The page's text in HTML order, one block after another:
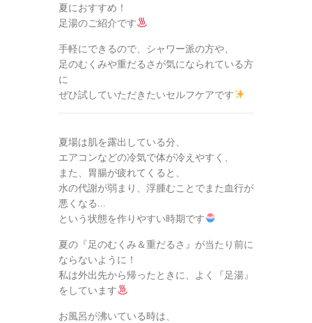
夏におすすめ！
足湯のご紹介です
手軽にできるので、シャワー派の方や、
足のむくみや重だるさが気になられている方
に
ぜひ試していただきたいセルフケアです
夏場は肌を露出している分、
エアコンなどの冷気で体が冷えやすく、
また、胃腸が疲れてくると、
水の代謝が弱まり、浮腫むことでまた血行が
悪くなる…
という状態を作りやすい時期です
夏の『足のむくみ＆重だるさ』が当たり前に
ならないように！
私は外出先から帰ったときに、よく『足湯』
をしています
お風呂が沸いている時は、